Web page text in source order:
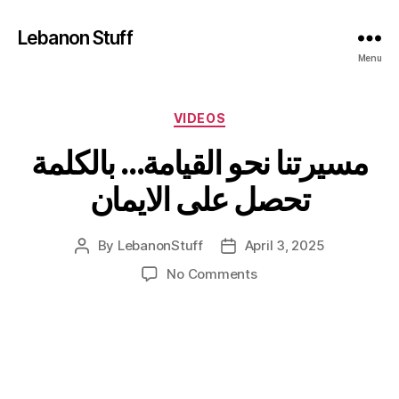
Lebanon Stuff
Menu
Categories
VIDEOS
مسيرتنا نحو القيامة… بالكلمة
تحصل على الايمان
Post
By LebanonStuff
PostApril 3, 2025
No Commentson